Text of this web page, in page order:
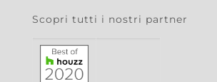
Scopri tutti i nostri partner